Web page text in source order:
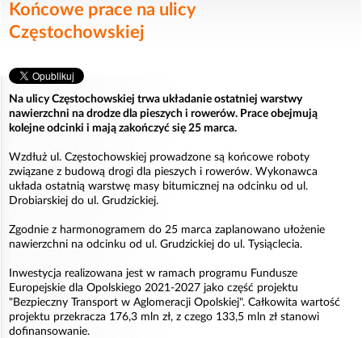
Końcowe prace na ulicy
Częstochowskiej
Na ulicy Częstochowskiej trwa układanie ostatniej warstwy
nawierzchni na drodze dla pieszych i rowerów. Prace obejmują
kolejne odcinki i mają zakończyć się 25 marca.
Wzdłuż ul. Częstochowskiej prowadzone są końcowe roboty
związane z budową drogi dla pieszych i rowerów. Wykonawca
układa ostatnią warstwę masy bitumicznej na odcinku od ul.
Drobiarskiej do ul. Grudzickiej.
Zgodnie z harmonogramem do 25 marca zaplanowano ułożenie
nawierzchni na odcinku od ul. Grudzickiej do ul. Tysiąclecia.
Inwestycja realizowana jest w ramach programu Fundusze
Europejskie dla Opolskiego 2021-2027 jako część projektu
"Bezpieczny Transport w Aglomeracji Opolskiej". Całkowita wartość
projektu przekracza 176,3 mln zł, z czego 133,5 mln zł stanowi
dofinansowanie.